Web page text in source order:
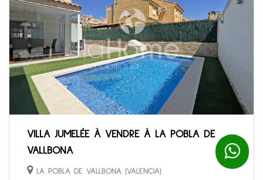
VILLA JUMELÉE À VENDRE À LA POBLA DE
VALLBONA
LA POBLA DE VALLBONA (VALENCIA)